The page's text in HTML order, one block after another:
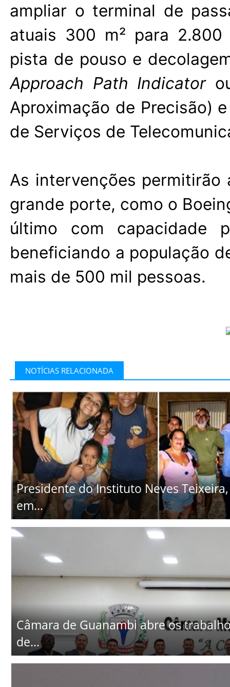
ampliar o terminal de
atuais 300 m² para
pista de pouso e
Approach Path Indicator
Aproximação de Precisão)
de Serviços de
As intervenções permitirão
grande porte, como o
último com capacidade
beneficiando a população
mais de 500 mil pessoas.
NOTÍCIAS RELACIONADA
Presidente do Instituto Neves
em...
Câmara de Guanambi abre os
de...